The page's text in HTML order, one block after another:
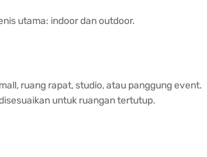
utama: indoor dan outdoor.
ruang rapat, studio, atau panggung event.
untuk ruangan tertutup.